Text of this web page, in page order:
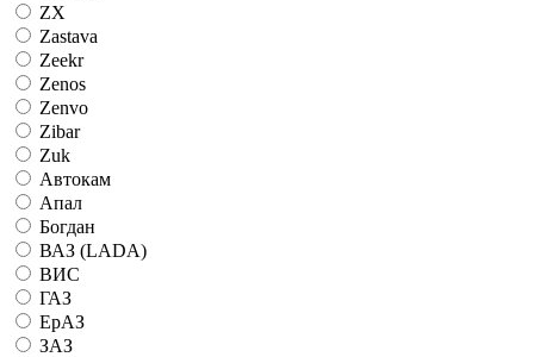
ZX
Zastava
Zeekr
Zenos
Zenvo
Zibar
Zuk
Автокам
Апал
Богдан
ВАЗ (LADA)
ВИС
ГАЗ
ЕрАЗ
ЗАЗ